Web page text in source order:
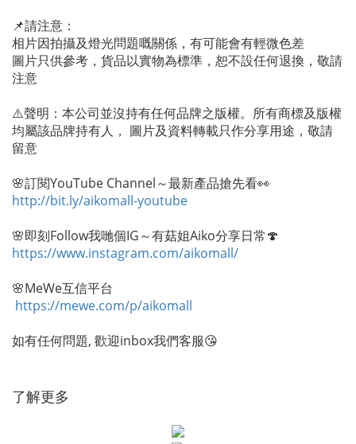
📌請注意：
相片因拍攝及燈光問題嘅關係，有可能會有輕微色差
圖片只供參考，貨品以實物為標準，恕不設任何退換，敬請
注意
⚠️聲明：本公司並沒持有任何品牌之版權。所有商標及版權
均屬該品牌持有人， 圖片及資料轉載只作分享用途，敬請
留意
🌸訂閱YouTube Channel～最新產品搶先看👀
http://bit.ly/aikomall-youtube
🌸即刻Follow我哋個IG～有菇姐Aiko分享日常🍄
https://www.instagram.com/aikomall/
🌸MeWe互信平台
https://mewe.com/p/aikomall
如有任何問題, 歡迎inbox我們客服😘
了解更多